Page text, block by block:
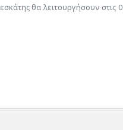
θα λειτουργήσουν στις